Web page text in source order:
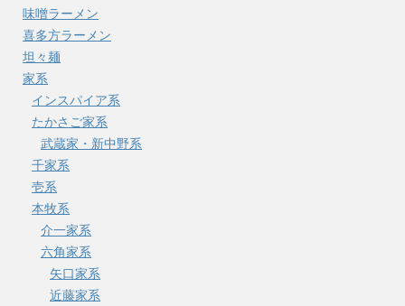
味噌ラーメン
喜多方ラーメン
坦々麺
家系
インスパイア系
たかさご家系
武蔵家・新中野系
千家系
壱系
本牧系
介一家系
六角家系
矢口家系
近藤家系